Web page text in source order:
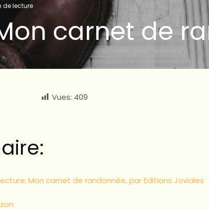
de lecture
carnet de
Vues: 409
Mon carnet de randonnée, par Editions Joviales